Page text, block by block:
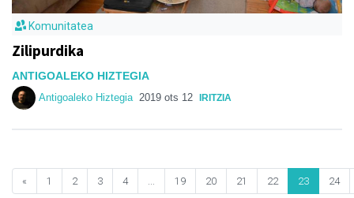
Komunitatea
Zilipurdika
ANTIGOALEKO HIZTEGIA
Antigoaleko Hiztegia 2019 ots 12 IRITZIA
« 1 2 3 4 19 20 21 22 23 24